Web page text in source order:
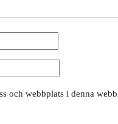
och webbplats i denna